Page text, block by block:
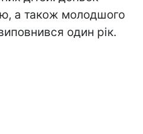
а також молодшого
один рік.